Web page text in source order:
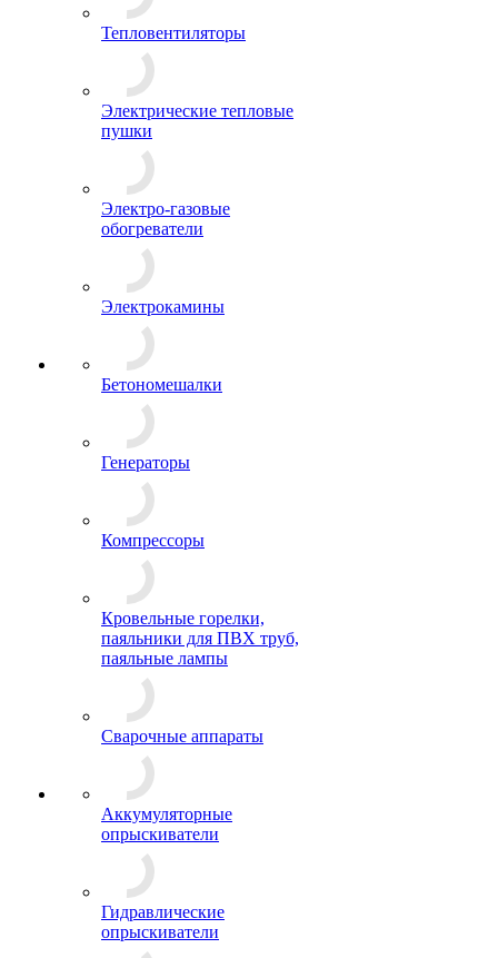
Тепловентиляторы
Электрические тепловые
пушки
Электро-газовые
обогреватели
Электрокамины
Бетономешалки
Генераторы
Компрессоры
Кровельные горелки,
паяльники для ПВХ труб,
паяльные лампы
Сварочные аппараты
Аккумуляторные
опрыскиватели
Гидравлические
опрыскиватели